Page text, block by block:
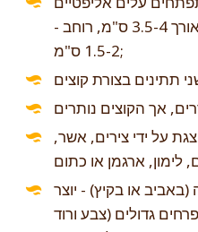
ירוקים בצבע אמרלד עשיר, אורך 3.5-4 ס"מ, רוחב -
1.5-2 ס"מ;
על ידי צירים, אשר,
או בקיץ) - יוצר
תפרחות, המורכב מ- 2-4 פרחים גדולים (צבע ורוד